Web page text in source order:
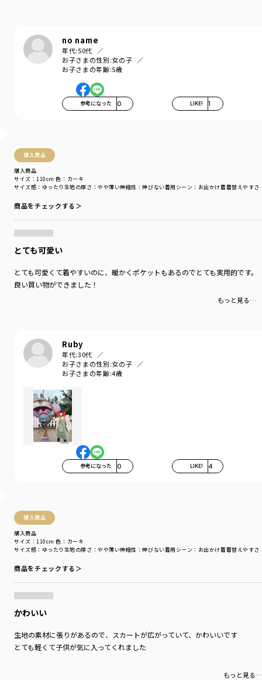
no name
年代:50代
お子さまの性別:女の子
お子さまの年齢:5歳
参考になった 0 LIKE! 1
購入商品
購入商品
サイズ感 ：ゆったり 生地の厚さ ：やや薄い伸縮性 ：伸びない着用シーン ：お出かけ着着替えやすさ
サイズ：110cm 色：カーキ
商品をチェックする＞
とても可愛い
とても可愛くて着やすいのに、暖かくポケットもあるのでとても実用的です。
良い買い物ができました！
もっと見る…
Ruby
年代:30代
お子さまの性別:女の子
お子さまの年齢:4歳
参考になった 0 LIKE! 4
購入商品
購入商品
サイズ感 ：ゆったり 生地の厚さ ：やや薄い伸縮性 ：伸びない着用シーン ：お出かけ着着替えやすさ
サイズ：110cm 色：カーキ
商品をチェックする＞
かわいい
生地の素材に張りがあるので、スカートが広がっていて、かわいいです
とても軽くて子供が気に入ってくれました
もっと見る…
着用イメージ/カラー：アイボリー
モデル：身長111.0cm 体重17kg
サイズ：サイズ110
branshes
アウトレット
／ワンピース>ジャンパースカート